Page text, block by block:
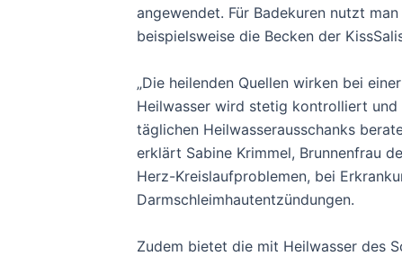
angewendet. Für Badekuren nutzt
beispielsweise die Becken der
„Die heilenden Quellen wirken bei
Heilwasser wird stetig kontrolliert und
täglichen Heilwasserausschanks
erklärt Sabine Krimmel, Brunnenfrau
Herz-Kreislaufproblemen, bei
Darmschleimhautentzündungen.
Zudem bietet die mit Heilwasser des